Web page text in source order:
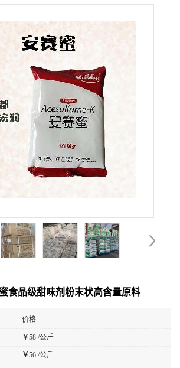
食品级甜味剂粉末状高含量原料
价格
￥58 /公斤
￥56 /公斤